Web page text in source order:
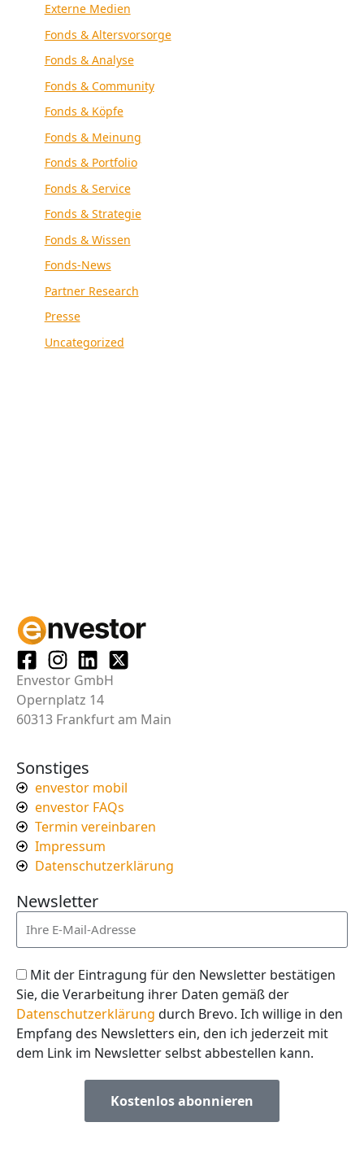
Externe Medien
Fonds & Altersvorsorge
Fonds & Analyse
Fonds & Community
Fonds & Köpfe
Fonds & Meinung
Fonds & Portfolio
Fonds & Service
Fonds & Strategie
Fonds & Wissen
Fonds-News
Partner Research
Presse
Uncategorized
Envestor GmbH
Opernplatz 14
60313 Frankfurt am Main
Sonstiges
envestor mobil
envestor FAQs
Termin vereinbaren
Impressum
Datenschutzerklärung
Newsletter
Mit der Eintragung für den Newsletter bestätigen
Sie, die Verarbeitung ihrer Daten gemäß der
Datenschutzerklärung durch Brevo. Ich willige in den
Empfang des Newsletters ein, den ich jederzeit mit
dem Link im Newsletter selbst abbestellen kann.
Kostenlos abonnieren